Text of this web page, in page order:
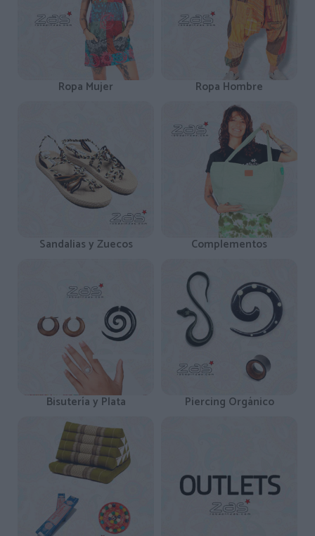
Ropa Mujer Ropa Hombre
Sandalias y Zuecos Complementos
Bisutería y Plata Piercing Orgánico